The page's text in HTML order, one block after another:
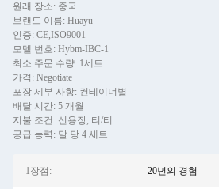
원래 장소: 중국
브랜드 이름: Huayu
인증: CE,ISO9001
모델 번호: Hybm-IBC-1
최소 주문 수량: 1세트
가격: Negotiate
포장 세부 사항: 컨테이너별
배달 시간: 5 개월
지불 조건: 신용장, 티/티
공급 능력: 달 당 4 세트
1장점: 20년의 경험